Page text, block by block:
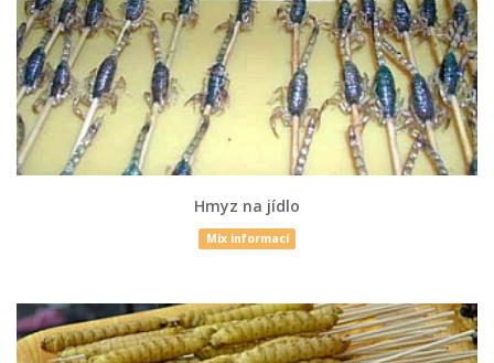
Hmyz na jídlo
Mix informací